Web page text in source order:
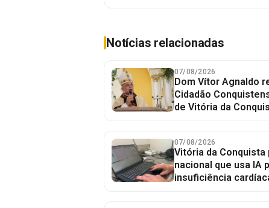
Notícias relacionadas
07/08/2026
Dom Vítor Agnaldo
Cidadão
de Vitória da
07/08/2026
Vitória da
nacional que usa IA
insuficiência